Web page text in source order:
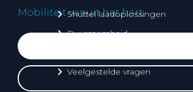
Shuttel laadoplossingen
Duurzaamheid
Veelgestelde vragen
Mobiliteit vanuit het hart